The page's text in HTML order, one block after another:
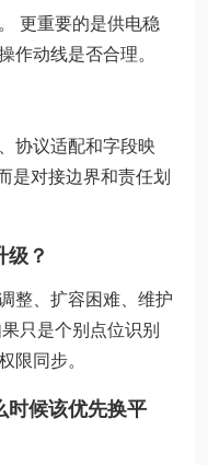
更重要的是供电稳
作动线是否合理。
协议适配和字段映
是对接边界和责任划
级？
整、扩容困难、维护
只是个别点位识别
限同步。
时候该优先换平